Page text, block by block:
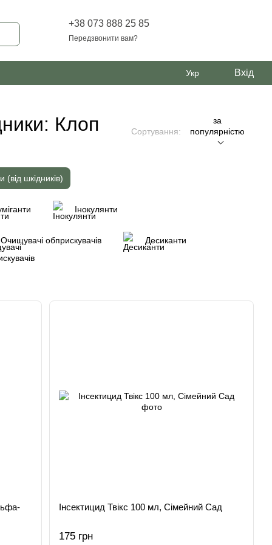
+38 073 888 25 85
Передзвонити вам?
Укр Вхід
Клоп Сортування:
за
популярністю
(від шкідників)
Інокулянти
Очищувачі обприскувачів Десиканти
Інсектицид Твікс 100 мл, Сімейний Сад
175 грн